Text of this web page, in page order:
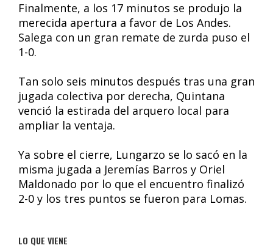
Finalmente, a los 17 minutos se produjo la
merecida apertura a favor de Los Andes.
Salega con un gran remate de zurda puso el
1-0.
Tan solo seis minutos después tras una gran
jugada colectiva por derecha, Quintana
venció la estirada del arquero local para
ampliar la ventaja.
Ya sobre el cierre, Lungarzo se lo sacó en la
misma jugada a Jeremías Barros y Oriel
Maldonado por lo que el encuentro finalizó
2-0 y los tres puntos se fueron para Lomas.
LO QUE VIENE